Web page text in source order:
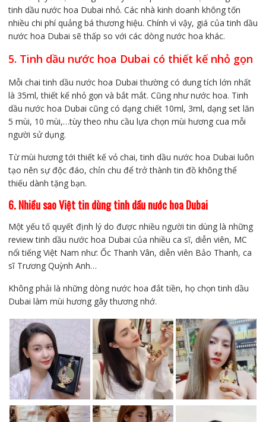
tinh dầu nước hoa Dubai nhỏ. Các nhà kinh doanh không tốn
nhiều chi phí quảng bá thương hiệu. Chính vì vậy, giá của tinh dầu
nước hoa Dubai sẽ thấp so với các dòng nước hoa khác.
5. Tinh dầu nước hoa Dubai có thiết kế nhỏ gọn
Mỗi chai tinh dầu nước hoa Dubai thường có dung tích lớn nhất
là 35ml, thiết kế nhỏ gọn và bắt mắt. Cũng như nước hoa. Tinh
dầu nước hoa Dubai cũng có dạng chiết 10ml, 3ml, dạng set lăn
5 mùi, 10 mùi,…tùy theo nhu cầu lựa chọn mùi hương cua mỗi
người sử dụng.
Từ mùi hương tới thiết kế vỏ chai, tinh dầu nước hoa Dubai luôn
tạo nên sự độc đáo, chỉn chu để trở thành tin đồ không thể
thiếu dành tặng bạn.
6. Nhiều sao Việt tin dùng tinh dầu nước hoa Dubai
Một yếu tố quyết định lý do được nhiều người tin dùng là những
review tinh dầu nước hoa Dubai của nhiều ca sĩ, diễn viên, MC
nổi tiếng Việt Nam như: Ốc Thanh Vân, diễn viên Bảo Thanh, ca
sĩ Trương Quỳnh Anh…
Không phải là những dòng nước hoa đắt tiền, họ chọn tinh dầu
Dubai làm mùi hương gây thương nhớ.